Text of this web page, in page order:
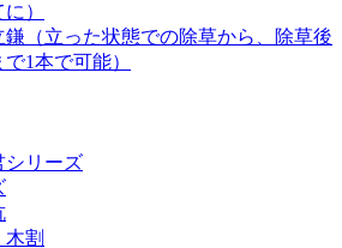
）
鎌（立った状態での除草から、除草後
1本で可能）
シリーズ
割